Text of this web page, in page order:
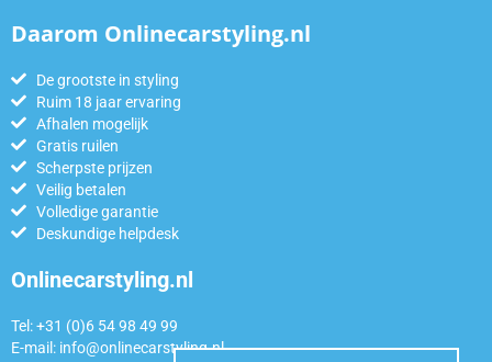
Daarom Onlinecarstyling.nl
De grootste in styling
Ruim 18 jaar ervaring
Afhalen mogelijk
Gratis ruilen
Scherpste prijzen
Veilig betalen
Volledige garantie
Deskundige helpdesk
Onlinecarstyling.nl
Tel: +31 (0)6 54 98 49 99
E-mail: info@onlinecarstyling.nl